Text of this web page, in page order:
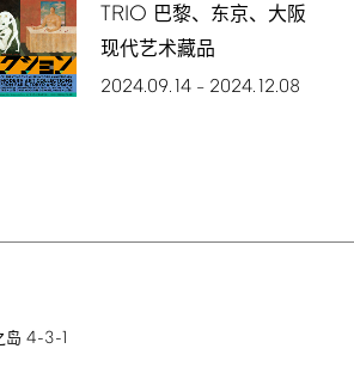
TRIO 巴黎、东京、大阪
现代艺术藏品
2024.09.14– 2024.12.08
岛 4-3-1